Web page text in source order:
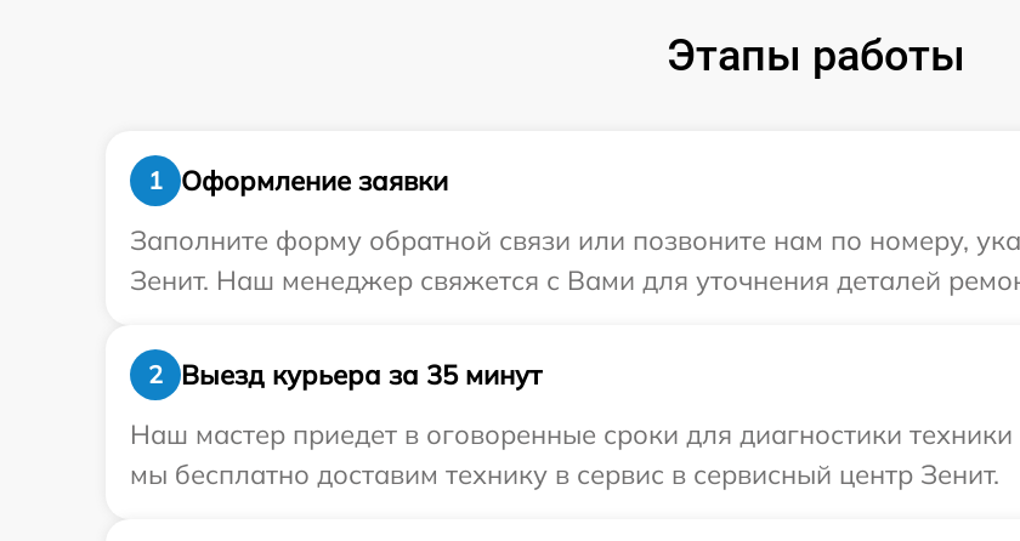
Этапы работы
1
Оформление заявки
Заполните форму обратной связи или позвоните нам по номеру,
Зенит. Наш менеджер свяжется с Вами для уточнения деталей
2
Выезд курьера за 35 минут
Наш мастер приедет в оговоренные сроки для диагностики
мы бесплатно доставим технику в сервис в сервисный центр Зенит.